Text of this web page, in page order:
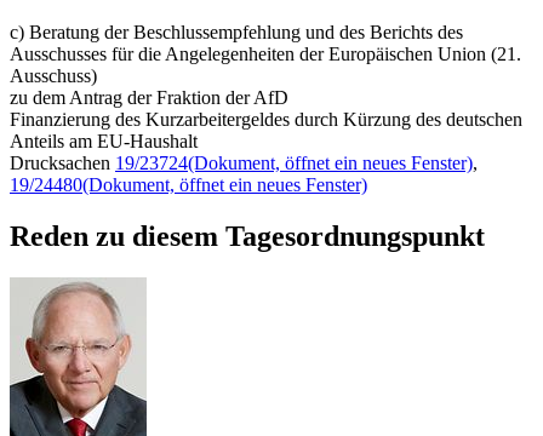
c) Beratung der Beschlussempfehlung und des Berichts des
Ausschusses für die Angelegenheiten der Europäischen Union (21.
Ausschuss)
zu dem Antrag der Fraktion der AfD
Finanzierung des Kurzarbeitergeldes durch Kürzung des deutschen
Anteils am EU-Haushalt
Drucksachen 19/23724(Dokument, öffnet ein neues Fenster),
19/24480(Dokument, öffnet ein neues Fenster)
Reden zu diesem Tagesordnungspunkt